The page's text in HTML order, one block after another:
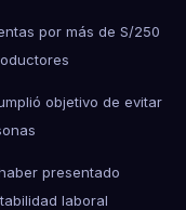
por más de S/250
objetivo de evitar
presentado
laboral